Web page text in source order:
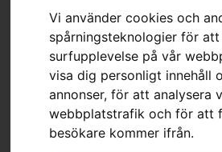
Vi använder cookies och
spårningsteknologier för
surfupplevelse på vår
visa dig personligt innehåll
annonser, för att analysera
webbplatstrafik och för att
besökare kommer ifrån.